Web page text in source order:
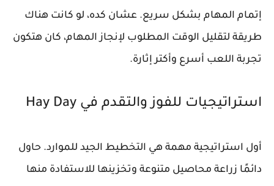
إتمام المهام بشكل سريع. عشان كده، لو كانت هناك
طريقة لتقليل الوقت المطلوب لإنجاز المهام، كان هتكون
تجربة اللعب أسرع وأكتر إثارة.
استراتيجيات للفوز والتقدم في Hay Day
أول استراتيجية مهمة هي التخطيط الجيد للموارد. حاول
دائمًا زراعة محاصيل متنوعة وتخزينها للاستفادة منها